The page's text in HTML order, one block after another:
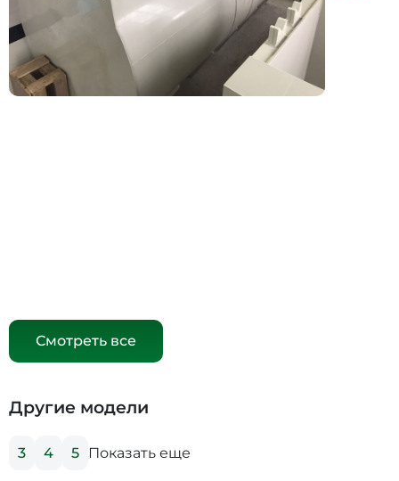
Смотреть все
Другие модели
3 4 5 Показать еще